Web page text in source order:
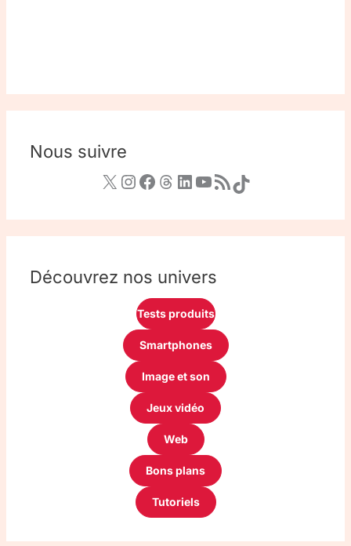
Nous suivre
Découvrez nos univers
Tests produits
Smartphones
Image et son
Jeux vidéo
Web
Bons plans
Tutoriels